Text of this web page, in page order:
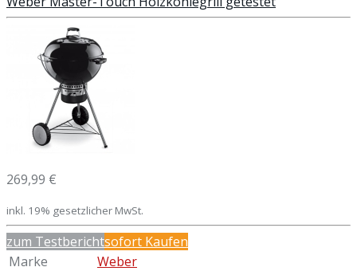
269,99 €
inkl. 19% gesetzlicher MwSt.
zum Testberichtsofort Kaufen
Marke
Weber